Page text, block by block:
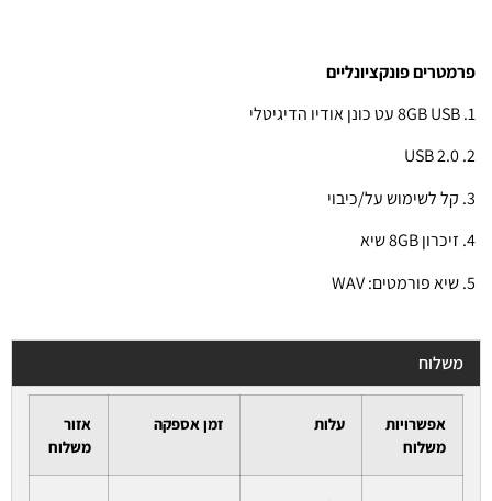
פרמטרים פונקציונליים
1. 8GB USB עט כונן אודיו הדיגיטלי
2. USB 2.0
3. קל לשימוש על/כיבוי
4. זיכרון 8GB שיא
5. שיא פורמטים: WAV
משלוח
אפשרויות
משלוח
עלות זמן אספקה
אזור
משלוח